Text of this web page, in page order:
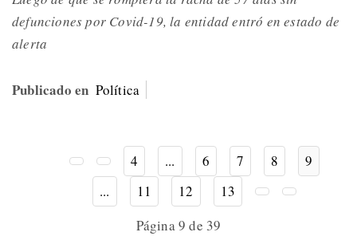
defunciones por Covid-19, la entidad entró en estado de
alerta
Publicado en Política
4 ... 6 7 8
9
...
11 12
13
Página 9 de 39